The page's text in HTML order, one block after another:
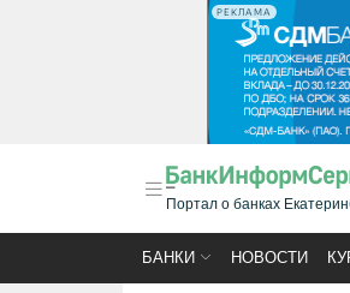
РЕКЛАМА
Портал о банках
БАНКИ НОВОСТИ